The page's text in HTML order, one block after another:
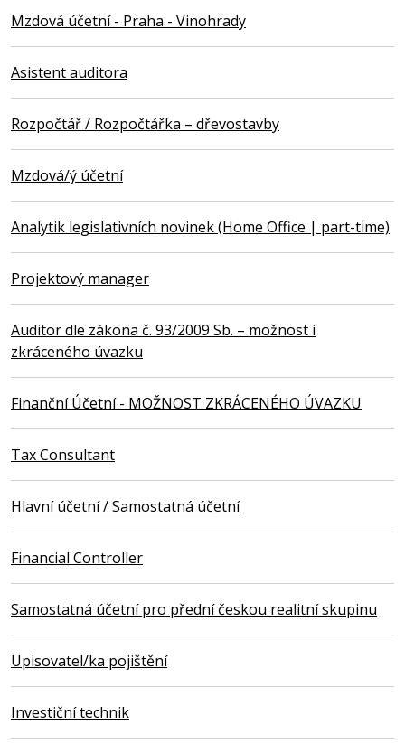
Mzdová účetní - Praha - Vinohrady
Asistent auditora
Rozpočtář / Rozpočtářka – dřevostavby
Mzdová/ý účetní
Analytik legislativních novinek (Home Office | part-time)
Projektový manager
Auditor dle zákona č. 93/2009 Sb. – možnost i
zkráceného úvazku
Finanční Účetní - MOŽNOST ZKRÁCENÉHO ÚVAZKU
Tax Consultant
Hlavní účetní / Samostatná účetní
Financial Controller
Samostatná účetní pro přední českou realitní skupinu
Upisovatel/ka pojištění
Investiční technik